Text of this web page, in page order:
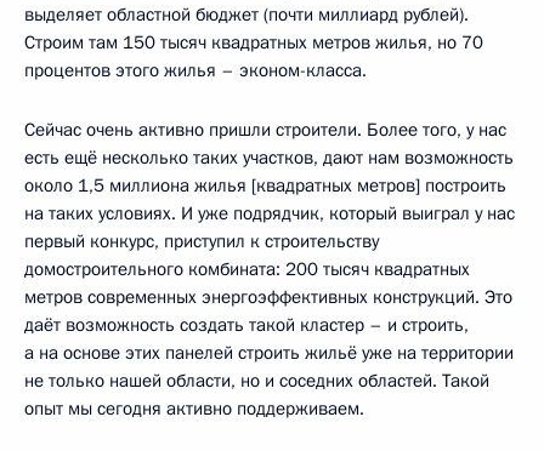
выделяет областной бюджет (почти миллиард рублей).
Строим там 150 тысяч квадратных метров жилья, но 70
процентов этого жилья – эконом-класса.
Сейчас очень активно пришли строители. Более того, у нас
есть ещё несколько таких участков, дают нам возможность
около 1,5 миллиона жилья [квадратных метров] построить
на таких условиях. И уже подрядчик, который выиграл у нас
первый конкурс, приступил к строительству
домостроительного комбината: 200 тысяч квадратных
метров современных энергоэффективных конструкций. Это
даёт возможность создать такой кластер – и строить,
а на основе этих панелей строить жильё уже на территории
не только нашей области, но и соседних областей. Такой
опыт мы сегодня активно поддерживаем.